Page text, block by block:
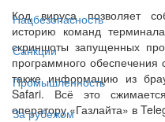
Нацбезопасность
Санкции
Промышленность
За рубежом
Код вируса позволяет
историю команд
скриншоты запущенных
программного
также информацию из
Safari. Всё это
оператору «Газлайта» в